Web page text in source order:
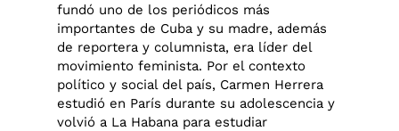
fundó uno de los periódicos más
importantes de Cuba y su madre, además
de reportera y columnista, era líder del
movimiento feminista. Por el contexto
político y social del país, Carmen Herrera
estudió en París durante su adolescencia y
volvió a La Habana para estudiar